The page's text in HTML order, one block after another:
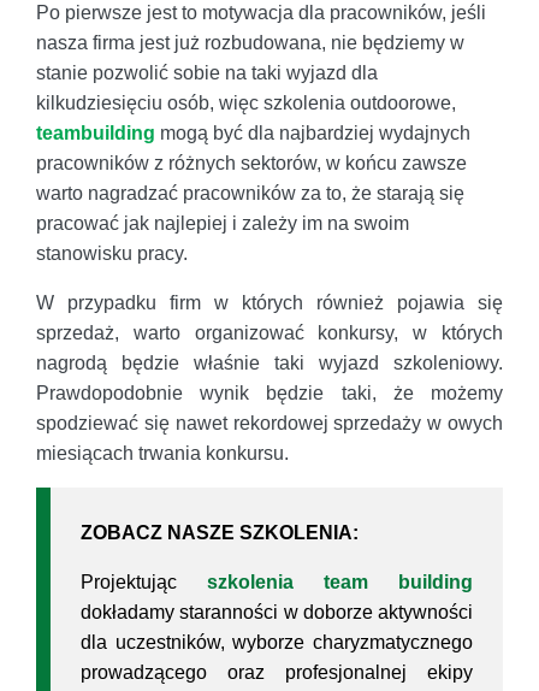
Po pierwsze jest to motywacja dla pracowników, jeśli
nasza firma jest już rozbudowana, nie będziemy w
stanie pozwolić sobie na taki wyjazd dla
kilkudziesięciu osób, więc szkolenia outdoorowe,
teambuilding mogą być dla najbardziej wydajnych
pracowników z różnych sektorów, w końcu zawsze
warto nagradzać pracowników za to, że starają się
pracować jak najlepiej i zależy im na swoim
stanowisku pracy.
W przypadku firm w których również pojawia się
sprzedaż, warto organizować konkursy, w których
nagrodą będzie właśnie taki wyjazd szkoleniowy.
Prawdopodobnie wynik będzie taki, że możemy
spodziewać się nawet rekordowej sprzedaży w owych
miesiącach trwania konkursu.
ZOBACZ NASZE SZKOLENIA:
Projektując szkolenia team building
dokładamy staranności w doborze aktywności
dla uczestników, wyborze charyzmatycznego
prowadzącego oraz profesjonalnej ekipy